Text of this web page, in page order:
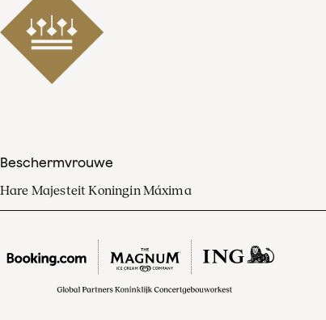
Beschermvrouwe
Hare Majesteit Koningin Máxima